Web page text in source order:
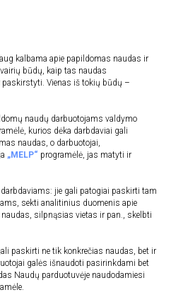
kalbama apie papildomas naudas ir
būdų, kaip tas naudas
Vienas iš tokių būdų –
naudų darbuotojams valdymo
kurios dėka darbdaviai gali
naudas, o darbuotojai,
„MELP“ programėlė, jas matyti ir
jie gali patogiai paskirti tam
sekti analitinius duomenis apie
silpnąsias vietas ir pan., skelbti
paskirti ne tik konkrečias naudas, bet ir
galės išnaudoti pasirinkdami bet
Naudų parduotuvėje naudodamiesi